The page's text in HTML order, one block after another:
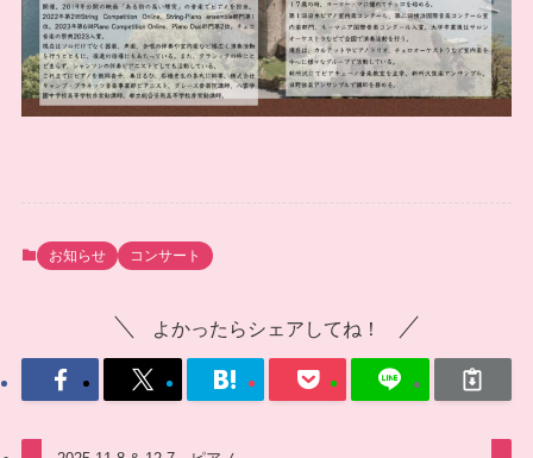
お知らせ コンサート
よかったらシェアしてね！